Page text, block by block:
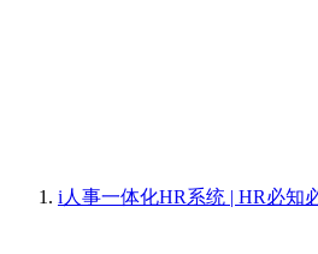
i人事一体化HR系统 | HR必知